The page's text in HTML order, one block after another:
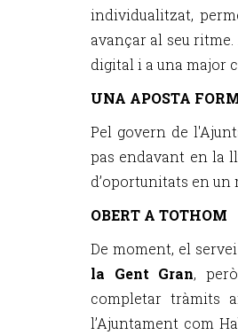
individualitzat,
avançar al seu
digital i a una major
UNA APOSTA
Pel govern de
pas endavant en la
d’oportunitats en un
OBERT A TOTHOM
De moment, el
la Gent Gran,
completar tràmits
l’Ajuntament com